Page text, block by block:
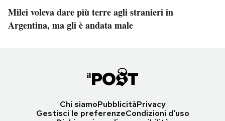
Milei voleva dare più terre agli stranieri in
Argentina, ma gli è andata male
Chi siamoPubblicitàPrivacy
Gestisci le preferenzeCondizioni d'uso